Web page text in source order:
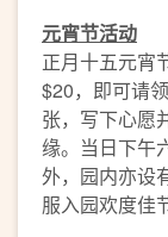
元宵节活动
正月十五元宵
$20，即可请
张，写下心愿
缘。当日下午
外，园内亦设
服入园欢度佳